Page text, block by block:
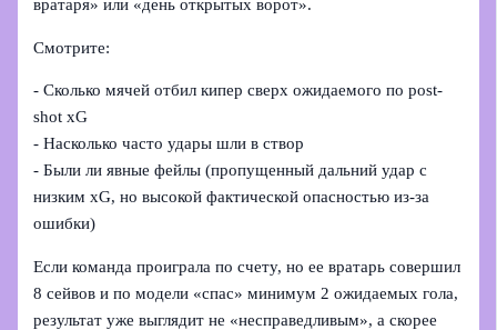
вратаря» или «день открытых ворот».
Смотрите:
- Сколько мячей отбил кипер сверх ожидаемого по post-
shot xG
- Насколько часто удары шли в створ
- Были ли явные фейлы (пропущенный дальний удар с
низким xG, но высокой фактической опасностью из-за
ошибки)
Если команда проиграла по счету, но ее вратарь совершил
8 сейвов и по модели «спас» минимум 2 ожидаемых гола,
результат уже выглядит не «несправедливым», а скорее